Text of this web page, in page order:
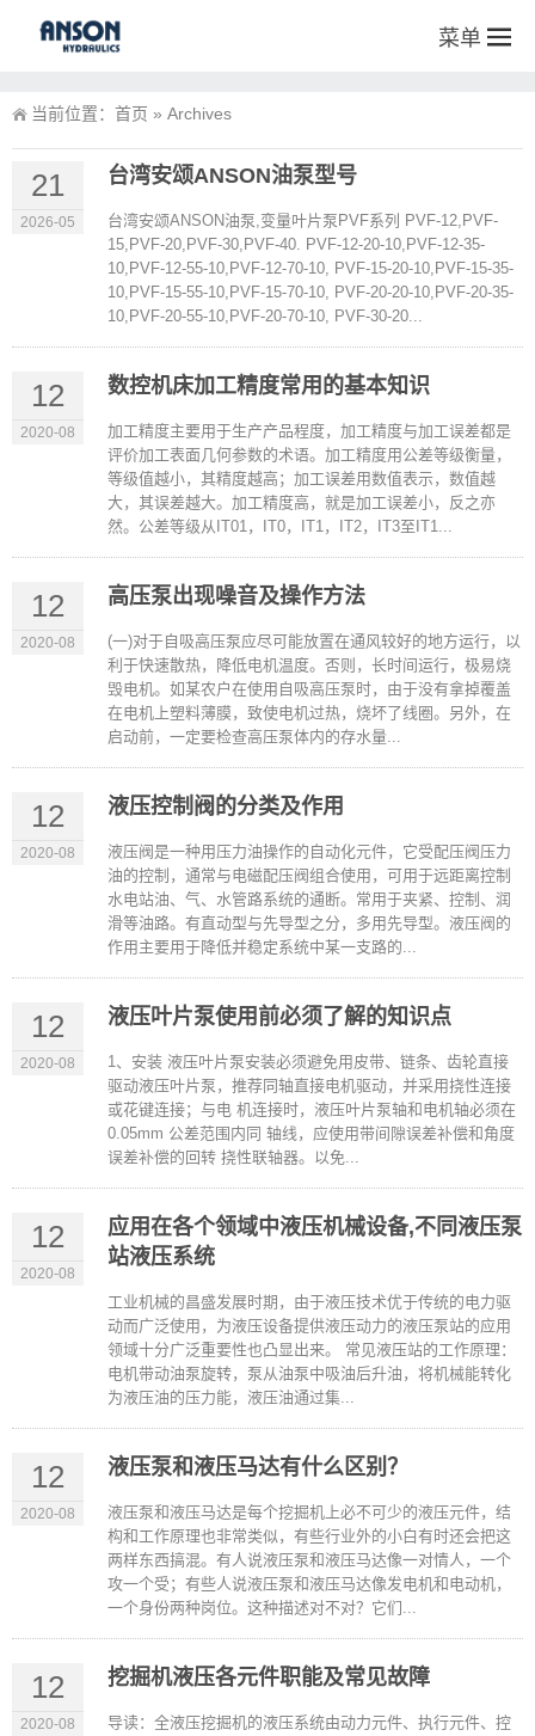
菜单
当前位置： 首页 » Archives
21
2026-05
台湾安颂ANSON油泵型号
台湾安颂ANSON油泵,变量叶片泵PVF系列 PVF-12,PVF-
15,PVF-20,PVF-30,PVF-40. PVF-12-20-10,PVF-12-35-
10,PVF-12-55-10,PVF-12-70-10, PVF-15-20-10,PVF-15-35-
10,PVF-15-55-10,PVF-15-70-10, PVF-20-20-10,PVF-20-35-
10,PVF-20-55-10,PVF-20-70-10, PVF-30-20...
12
2020-08
数控机床加工精度常用的基本知识
加工精度主要用于生产产品程度，加工精度与加工误差都是
评价加工表面几何参数的术语。加工精度用公差等级衡量，
等级值越小，其精度越高；加工误差用数值表示，数值越
大，其误差越大。加工精度高，就是加工误差小，反之亦
然。公差等级从IT01，IT0，IT1，IT2，IT3至IT1...
12
2020-08
高压泵出现噪音及操作方法
(一)对于自吸高压泵应尽可能放置在通风较好的地方运行，以
利于快速散热，降低电机温度。否则，长时间运行，极易烧
毁电机。如某农户在使用自吸高压泵时，由于没有拿掉覆盖
在电机上塑料薄膜，致使电机过热，烧坏了线圈。另外，在
启动前，一定要检查高压泵体内的存水量...
12
2020-08
液压控制阀的分类及作用
液压阀是一种用压力油操作的自动化元件，它受配压阀压力
油的控制，通常与电磁配压阀组合使用，可用于远距离控制
水电站油、气、水管路系统的通断。常用于夹紧、控制、润
滑等油路。有直动型与先导型之分，多用先导型。液压阀的
作用主要用于降低并稳定系统中某一支路的...
12
2020-08
液压叶片泵使用前必须了解的知识点
1、安装 液压叶片泵安装必须避免用皮带、链条、齿轮直接
驱动液压叶片泵，推荐同轴直接电机驱动，并采用挠性连接
或花键连接；与电 机连接时，液压叶片泵轴和电机轴必须在
0.05mm 公差范围内同 轴线，应使用带间隙误差补偿和角度
误差补偿的回转 挠性联轴器。以免...
12
2020-08
应用在各个领域中液压机械设备,不同液压泵
站液压系统
工业机械的昌盛发展时期，由于液压技术优于传统的电力驱
动而广泛使用，为液压设备提供液压动力的液压泵站的应用
领域十分广泛重要性也凸显出来。 常见液压站的工作原理：
电机带动油泵旋转，泵从油泵中吸油后升油，将机械能转化
为液压油的压力能，液压油通过集...
12
2020-08
液压泵和液压马达有什么区别？
液压泵和液压马达是每个挖掘机上必不可少的液压元件，结
构和工作原理也非常类似，有些行业外的小白有时还会把这
两样东西搞混。有人说液压泵和液压马达像一对情人，一个
攻一个受；有些人说液压泵和液压马达像发电机和电动机，
一个身份两种岗位。这种描述对不对？它们...
12
2020-08
挖掘机液压各元件职能及常见故障
导读：全液压挖掘机的液压系统由动力元件、执行元件、控